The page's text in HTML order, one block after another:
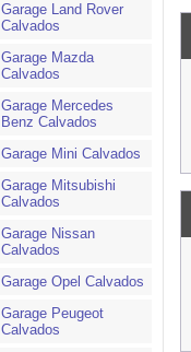
Garage Land Rover
Calvados
Garage Mazda
Calvados
Garage Mercedes
Benz Calvados
Garage Mini Calvados
Garage Mitsubishi
Calvados
Garage Nissan
Calvados
Garage Opel Calvados
Garage Peugeot
Calvados